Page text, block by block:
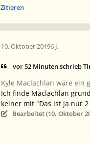
Zitieren
10. Oktober 20196 J.
vor 52 Minuten schrieb
Kyle Maclachlan wäre ein
Ich finde Maclachlan
keiner mit "Das ist ja nur
Bearbeitet (10. Oktober